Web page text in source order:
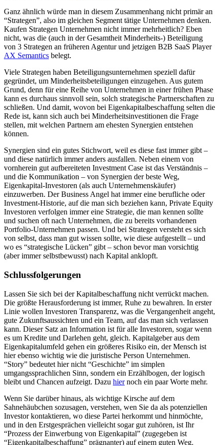
Ganz ähnlich würde man in diesem Zusammenhang nicht primär an
“Strategen”, also im gleichen Segment tätige Unternehmen denken.
Kaufen Strategen Unternehmen nicht immer mehrheitlich? Eben
nicht, was die (auch in der Gesamtheit Minderheits-) Beteiligung
von 3 Strategen an früheren Agentur und jetzigen B2B SaaS Player
AX Semantics belegt.
Viele Strategen haben Beteiligungsunternehmen speziell dafür
gegründet, um Minderheitsbeteiligungen einzugehen. Aus gutem
Grund, denn für eine Reihe von Unternehmen in einer frühen Phase
kann es durchaus sinnvoll sein, solch strategische Partnerschaften zu
schließen. Und damit, wovon bei Eigenkapitalbeschaffung selten die
Rede ist, kann sich auch bei Minderheitsinvestitionen die Frage
stellen, mit welchen Partnern am ehesten Synergien entstehen
können.
Synergien sind ein gutes Stichwort, weil es diese fast immer gibt –
und diese natürlich immer anders ausfallen. Neben einem von
vornherein gut aufbereiteten Investment Case ist das Verständnis –
und die Kommunikation – von Synergien der beste Weg,
Eigenkapital-Investoren (als auch Unternehmenskäufer)
einzuwerben. Der Business Angel hat immer eine berufliche oder
Investment-Historie, auf die man sich beziehen kann, Private Equity
Investoren verfolgen immer eine Strategie, die man kennen sollte
und suchen oft nach Unternehmen, die zu bereits vorhandenen
Portfolio-Unternehmen passen. Und bei Strategen versteht es sich
von selbst, dass man gut wissen sollte, wie diese aufgestellt – und
wo es “strategische Lücken” gibt – schon bevor man vorsichtig
(aber immer selbstbewusst) nach Kapital anklopft.
Schlussfolgerungen
Lassen Sie sich bei der Kapitalbeschaffung nicht verrückt machen.
Die größte Herausforderung ist immer, Ruhe zu bewahren. In erster
Linie wollen Investoren Transparenz, was die Vergangenheit angeht,
gute Zukunftsaussichten und ein Team, auf das man sich verlassen
kann. Dieser Satz an Information ist für alle Investoren, sogar wenn
es um Kredite und Darlehen geht, gleich. Kapitalgeber aus dem
Eigenkapitalumfeld gehen ein größeres Risiko ein, der Mensch ist
hier ebenso wichtig wie die juristische Person Unternehmen.
“Story” bedeutet hier nicht “Geschichte” im simplen
umgangssprachlichen Sinn, sondern ein Erzählbogen, der logisch
bleibt und Chancen aufzeigt. Dazu hiernoch ein paar Worte mehr.
Wenn Sie darüber hinaus, als wichtige Kirsche auf dem
Sahnehäubchen sozusagen, verstehen, wen Sie da als potenziellen
Investor kontaktieren, wo diese Partei herkommt und hinmöchte,
und in den Erstgesprächen vielleicht sogar gut zuhören, ist Ihr
“Prozess der Einwerbung von Eigenkapital” (zugegeben ist
“Eigenkapitalbeschaffung” prägnanter) auf einem guten Weg.